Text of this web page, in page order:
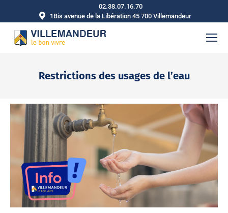
02.38.07.16.70
1Bis avenue de la Libération 45 700 Villemandeur
Restrictions des usages de l’eau